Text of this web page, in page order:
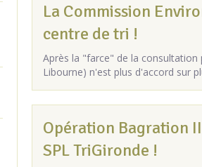
La Commission
centre de tri !
Après la "farce" de la consultation
Libourne) n'est plus d'accord sur
Opération Bagration
SPL TriGironde !